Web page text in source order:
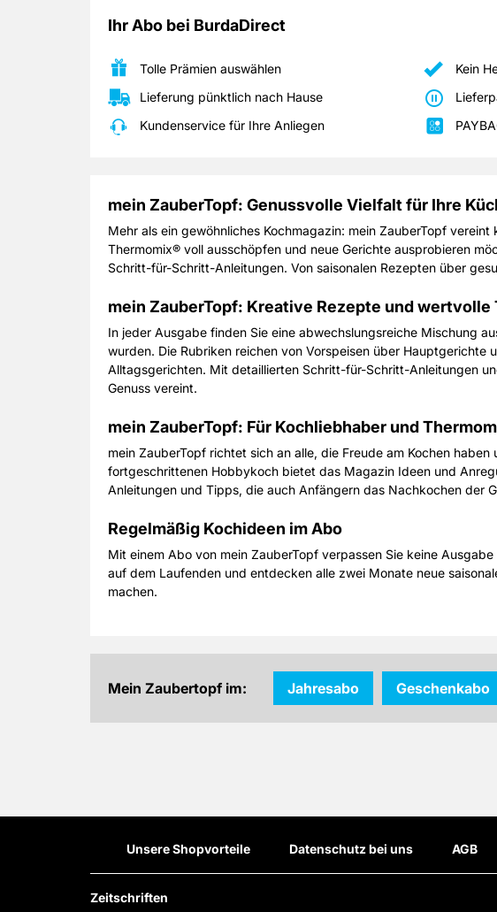
Ihr Abo bei BurdaDirect
Tolle Prämien auswählen
Kein
Lieferung pünktlich nach Hause
Kundenservice für Ihre Anliegen
mein ZauberTopf: Genussvolle Vielfalt für Ihre
Mehr als ein gewöhnliches Kochmagazin: mein ZauberTopf
Thermomix® voll ausschöpfen und neue Gerichte ausprobieren
Schritt-für-Schritt-Anleitungen. Von saisonalen Rezepten über
mein ZauberTopf: Kreative Rezepte und
In jeder Ausgabe finden Sie eine abwechslungsreiche Mischung
wurden. Die Rubriken reichen von Vorspeisen über Hauptgerichte
Alltagsgerichten. Mit detaillierten Schritt-für-Schritt-Anleitungen
Genuss vereint.
mein ZauberTopf: Für Kochliebhaber und
mein ZauberTopf richtet sich an alle, die Freude am Kochen
fortgeschrittenen Hobbykoch bietet das Magazin Ideen und
Anleitungen und Tipps, die auch Anfängern das Nachkochen der
Regelmäßig Kochideen im Abo
Mit einem Abo von mein ZauberTopf verpassen Sie keine
auf dem Laufenden und entdecken alle zwei Monate neue
machen.
Mein Zaubertopf im: Jahresabo Geschenkabo
Unsere Shopvorteile Datenschutz bei uns AGB
Zeitschriften